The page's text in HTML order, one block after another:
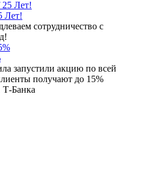
Лет!
сотрудничество с
запустили акцию по всей
получают до 15%
Т-Банка